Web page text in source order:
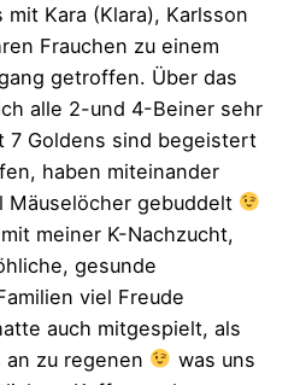
Kara (Klara), Karlsson
Frauchen zu einem
getroffen. Über das
alle 2-und 4-Beiner sehr
7 Goldens sind begeistert
haben miteinander
Mäuselöcher gebuddelt
meiner K-Nachzucht,
gesunde
viel Freude
auch mitgespielt, als
zu regenen
was uns